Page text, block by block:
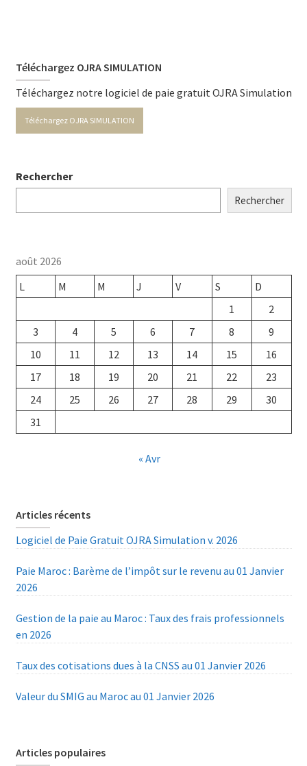
Téléchargez OJRA SIMULATION
Téléchargez notre logiciel de paie gratuit OJRA Simulation
Téléchargez OJRA SIMULATION
Rechercher
Rechercher
août 2026
L
M M J V S
D
1
2
3
4 5 6 7 8
9
10
11 12 13 14 15
16
17
18 19 20 21 22
23
24
25 26 27 28 29
30
31
« Avr
Articles récents
Logiciel de Paie Gratuit OJRA Simulation v. 2026
Paie Maroc : Barème de l’impôt sur le revenu au 01 Janvier
2026
Gestion de la paie au Maroc : Taux des frais professionnels
en 2026
Taux des cotisations dues à la CNSS au 01 Janvier 2026
Valeur du SMIG au Maroc au 01 Janvier 2026
Articles populaires